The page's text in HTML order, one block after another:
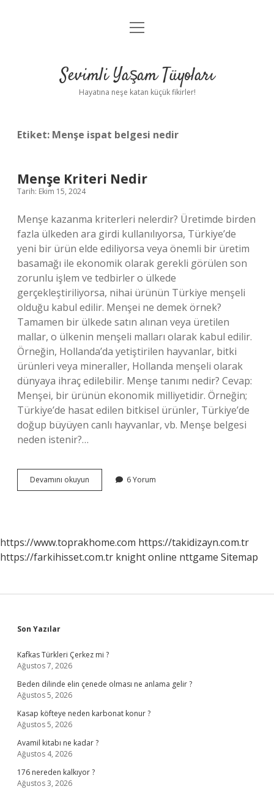
Anasayfa
Yasal Uyarı
menüyü
Sevimli Yaşam Tüyoları
Hayatına neşe katan küçük fikirler!
Etiket: Menşe ispat belgesi nedir
Menşe Kriteri Nedir
Tarih: Ekim 15, 2024
Menşe kazanma kriterleri nelerdir? Üretimde birden
fazla ülkeden ara girdi kullanılıyorsa, Türkiye’de
yeni bir ürün elde ediliyorsa veya önemli bir üretim
basamağı ile ekonomik olarak gerekli görülen son
zorunlu işlem ve tedbirler o ülkede
gerçekleştiriliyorsa, nihai ürünün Türkiye menşeli
olduğu kabul edilir. Menşei ne demek örnek?
Tamamen bir ülkede satın alınan veya üretilen
mallar, o ülkenin menşeli malları olarak kabul edilir.
Örneğin, Hollanda’da yetiştirilen hayvanlar, bitki
ürünleri veya mineraller, Hollanda menşeli olarak
dünyaya ihraç edilebilir. Menşe tanımı nedir? Cevap:
Menşei, bir ürünün ekonomik milliyetidir. Örneğin;
Türkiye’de hasat edilen bitkisel ürünler, Türkiye’de
doğup büyüyen canlı hayvanlar, vb. Menşe belgesi
neden istenir?…
Devamını okuyun
Kriteri
6 Yorum
https://www.toprakhome.com https://takidizayn.com.tr
https://farkihisset.com.tr knight online nttgame Sitemap
Sidebar
Son Yazılar
Kafkas Türkleri Çerkez mi ?
Ağustos 7, 2026
Beden dilinde elin çenede olması ne anlama gelir ?
Ağustos 5, 2026
Kasap köfteye neden karbonat konur ?
Ağustos 5, 2026
Avamil kitabı ne kadar ?
Ağustos 4, 2026
176 nereden kalkıyor ?
Ağustos 3, 2026